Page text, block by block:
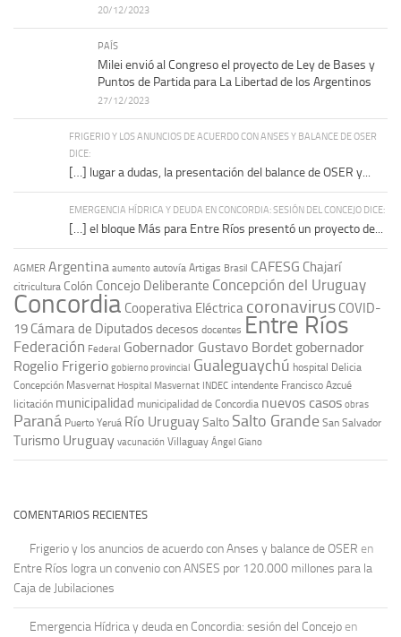
20/12/2023
PAÍS
Milei envió al Congreso el proyecto de Ley de Bases y
Puntos de Partida para La Libertad de los Argentinos
27/12/2023
FRIGERIO Y LOS ANUNCIOS DE ACUERDO CON ANSES Y BALANCE DE OSER
DICE:
[…] lugar a dudas, la presentación del balance de OSER y...
EMERGENCIA HÍDRICA Y DEUDA EN CONCORDIA: SESIÓN DEL CONCEJO DICE:
[…] el bloque Más para Entre Ríos presentó un proyecto de...
AGMER Argentina aumento autovía Artigas Brasil CAFESG Chajarí
citricultura Colón Concejo Deliberante Concepción del Uruguay
Concordia Cooperativa Eléctrica coronavirus COVID-
19 Cámara de Diputadosdecesos docentes Entre Ríos
Federación Federal Gobernador Gustavo Bordet gobernador
Rogelio Frigerio gobierno provincial Gualeguaychú hospital Delicia
Concepción Masvernat Hospital Masvernat INDEC intendente Francisco Azcué
licitación municipalidad municipalidad de Concordia nuevos casos obras
Paraná Puerto Yeruá Río UruguaySalto Salto Grande San Salvador
Turismo Uruguay vacunación Villaguay Ángel Giano
COMENTARIOS RECIENTES
Frigerio y los anuncios de acuerdo con Anses y balance de OSER en
Entre Ríos logra un convenio con ANSES por 120.000 millones para la
Caja de Jubilaciones
Emergencia Hídrica y deuda en Concordia: sesión del Concejo en